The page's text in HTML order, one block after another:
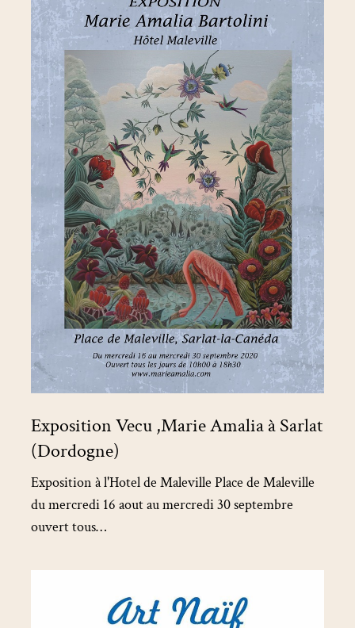
Vecu
,Marie
Amalia
Sarlat
(Dordogne)
Exposition Vecu ,Marie Amalia à Sarlat
(Dordogne)
Exposition à l'Hotel de Maleville Place de Maleville
du mercredi 16 aout au mercredi 30 septembre
ouvert tous…